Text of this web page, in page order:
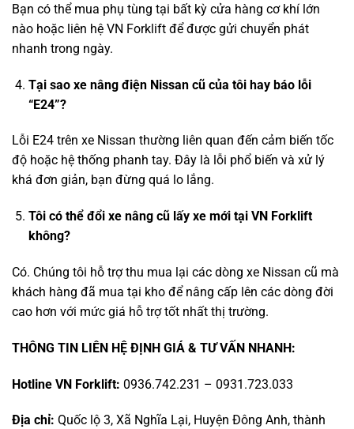
Bạn có thể mua phụ tùng tại bất kỳ cửa hàng cơ khí lớn
nào hoặc liên hệ VN Forklift để được gửi chuyển phát
nhanh trong ngày.
Tại sao xe nâng điện Nissan cũ của tôi hay báo lỗi
“E24”?
Lỗi E24 trên xe Nissan thường liên quan đến cảm biến tốc
độ hoặc hệ thống phanh tay. Đây là lỗi phổ biến và xử lý
khá đơn giản, bạn đừng quá lo lắng.
Tôi có thể đổi xe nâng cũ lấy xe mới tại VN Forklift
không?
Có. Chúng tôi hỗ trợ thu mua lại các dòng xe Nissan cũ mà
khách hàng đã mua tại kho để nâng cấp lên các dòng đời
cao hơn với mức giá hỗ trợ tốt nhất thị trường.
THÔNG TIN LIÊN HỆ ĐỊNH GIÁ & TƯ VẤN NHANH:
Hotline VN Forklift: 0936.742.231 – 0931.723.033
Địa chỉ: Quốc lộ 3, Xã Nghĩa Lại, Huyện Đông Anh, thành